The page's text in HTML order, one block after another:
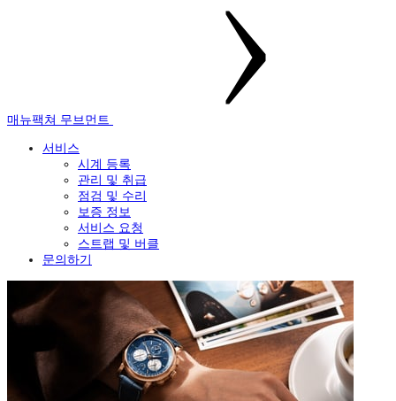
매뉴팩쳐 무브먼트
서비스
시계 등록
관리 및 취급
점검 및 수리
보증 정보
서비스 요청
스트랩 및 버클
문의하기